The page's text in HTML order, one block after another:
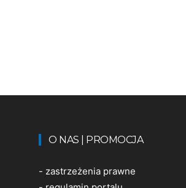
O NAS | PROMOCJA
- zastrzeżenia prawne